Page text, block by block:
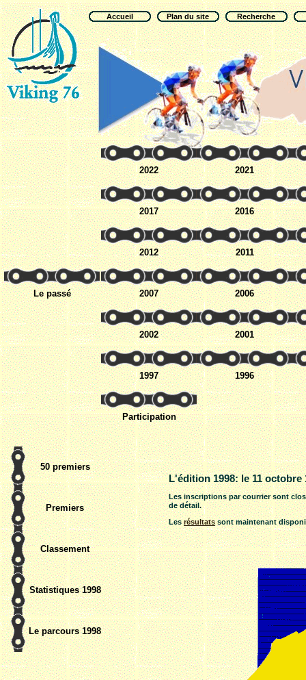
Accueil Plan du site Recherche
Le passé
2022 2021
2017 2016
2012 2011
2007 2006
2002 2001
1997 1996
Participation
50 premiers
Premiers
Classement
Statistiques 1998
Le parcours 1998
L'édition 1998: le 11 octobre
Les inscriptions par courrier sont
de détail.
Lesrésultatssont maintenant